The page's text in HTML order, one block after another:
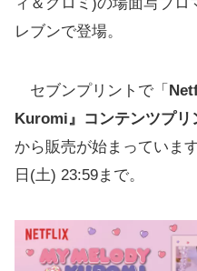
レブンで登場。
セブンプリントで「
Kuromi』コンテンツプリ
から販売が始まっていま
日(土) 23:59まで。